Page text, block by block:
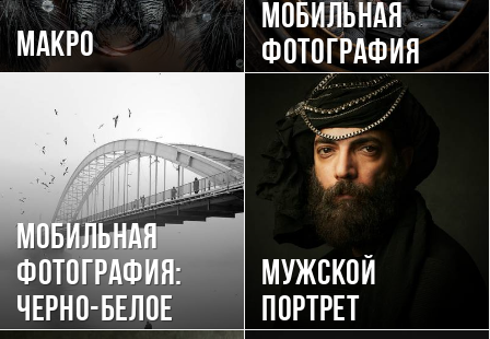
Макро
Мобильная
фотография
Мобильная
фотография:
черно-белое
Мужской
портрет